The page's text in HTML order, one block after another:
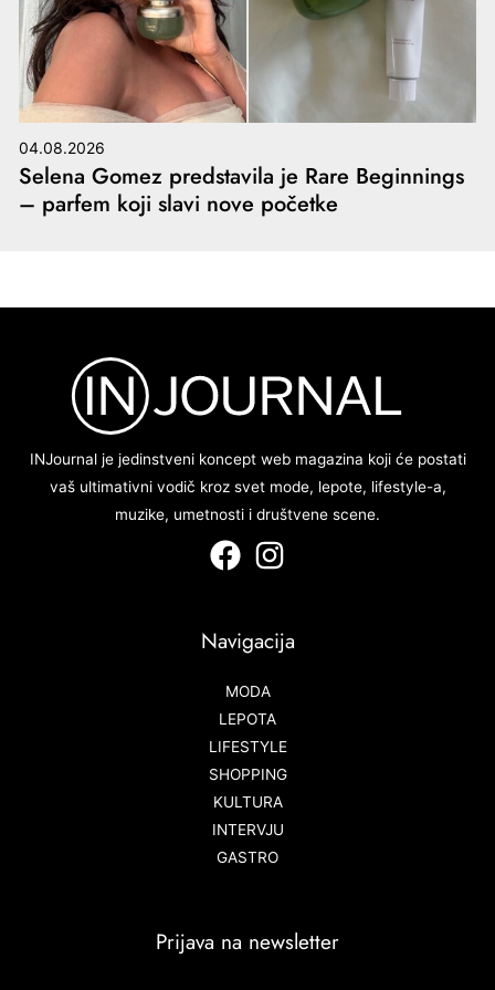
04.08.2026
Selena Gomez predstavila je Rare Beginnings
– parfem koji slavi nove početke
INJournal je jedinstveni koncept web magazina koji će postati
vaš ultimativni vodič kroz svet mode, lepote, lifestyle-a,
muzike, umetnosti i društvene scene.
Navigacija
MODA
LEPOTA
LIFESTYLE
SHOPPING
KULTURA
INTERVJU
GASTRO
Prijava na newsletter